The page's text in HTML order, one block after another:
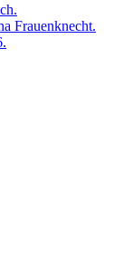
Frauenknecht.